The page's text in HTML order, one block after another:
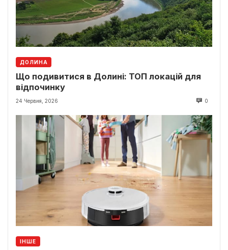
ДОЛИНА
Що подивитися в Долині: ТОП локацій для
відпочинку
24 Червня, 2026 0
ІНШЕ